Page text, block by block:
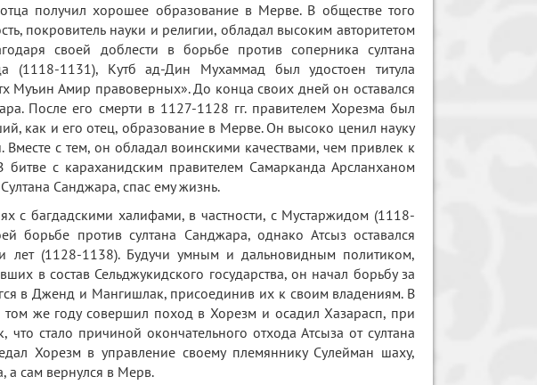
получил хорошее образование в Мерве. В обществе того
покровитель науки и религии, обладал высоким авторитетом
своей доблести в борьбе против соперника султана
1131), Кутб ад-Дин Мухаммад был удостоен титула
Муъин Амир правоверных». До конца своих дней он оставался
После eго смерти в 1127-1128 гг. правителем Хорезма был
как и его отец, образование в Мерве. Он высоко ценил науку
с тем, он обладал воинскими качествами, чем привлек к
с караханидским правителем Самарканда Арсланханом
Санджара, спас ему жизнь.
с багдадскими халифами, в частности, с Мустаржидом (1118-
борьбе против султана Санджара, однако Атсыз оставался
лет (1128-1138). Будучи умным и дальновидным политиком,
в состав Сельджукидского государства, он начал борьбу за
в Дженд и Мангишлак, присоединив их к своим владениям. В
том же году совершил поход в Хорезм и осадил Хазарасп, при
стало причиной окончательного отхода Атсыза от султана
Хорезм в управление своему племяннику Сулейман шаху,
а сам вернулся в Мерв.